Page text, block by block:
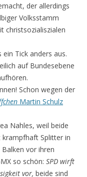
der allerdings
Volksstamm
christsozialiszialen
Tick anders aus.
auf Bundesebene
Schon wegen der
Martin Schulz
Nahles, weil beide
Splitter in
vor ihren
so schön: SPD wirft
vor, beide sind